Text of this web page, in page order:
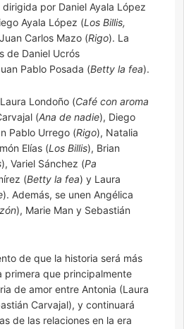
por Daniel Ayala López
Ayala López (Los Billis,
Carlos Mazo (Rigo). La
de Daniel Ucrós
Pablo Posada (Betty la fea).
Londoño (Café con aroma
(Ana de nadie), Diego
Pablo Urrego (Rigo), Natalia
Elías (Los Billis), Brian
), Variel Sánchez (Pa
(Betty la fea) y Laura
). Además, se unen Angélica
), Marie Man y Sebastián
de que la historia será más
primera que principalmente
de amor entre Antonia (Laura
Carvajal), y continuará
de las relaciones en la era